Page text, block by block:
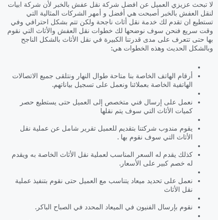
لا تبحث عزيزي العميل عن افضل شركة نقل عفش بالخبر لأن شركة ابيات
لنقل العفش بالخبر أصبحت هي أفضل و أمهر الشركات المثالية التي
تستطيع ان تقدم لك خدمة نقل أثاث ناجحة ولكن تتم بشكل احترافي وفي
وقت سريع فنحن سوف نوضحها لك خطوات نقل العفش والأثاث التي نقوم
بها حتى تتعرف على مدى قدرتنا الكبيرة في نقل الأثاث بالشكل الناجح
وبالشكل الحديث وهذه الخطوات هي:
أرقام الهاتف الخاصة بنا متاحة طوال النهار ونتلقى جميع الاتصالات
الهاتفية الخاصة بعملائنا ونعمل على تسجيل بياناتهم.
نعمل على إرسال فني متخصص إلى العميل حتى يستطيع حصر
كميات الأثاث التي سوف يتم نقلها
يقوم مندوب شركتنا بتقديم للعميل تقرير شامل عن عملية نقل
الأثاث التي سوف نقوم بها .
كذلك يقدم له السعر المناسب لعملية نقل الأثاث الخاصة به ويقدم
له خصم كبير على الأسعار.
نعمل على تحديد ميعاد يتناسب مع العميل حتى نقوم بتنفيذ عملية
نقل الأثاث
نقوم بإرسال الفنيون في الميعاد المحدد في الصباح الباكر.